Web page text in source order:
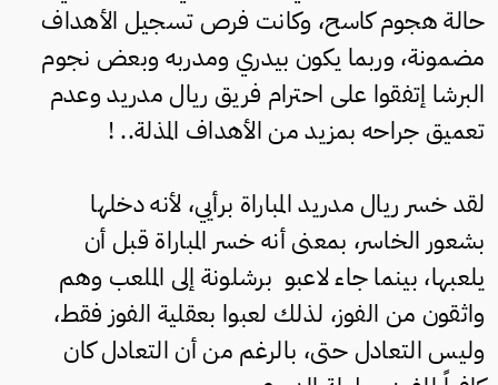
حالة هجوم كاسح، وكانت فرص تسجيل الأهداف
مضمونة، وربما يكون بيدري ومدربه وبعض نجوم
البرشا إتفقوا على احترام فريق ريال مدريد وعدم
تعميق جراحه بمزيد من الأهداف المذلة.. !
لقد خسر ريال مدريد المباراة برأيي، لأنه دخلها
بشعور الخاسر، بمعنى أنه خسر المباراة قبل أن
يلعبها، بينما جاء لاعبو برشلونة إلى الملعب وهم
واثقون من الفوز، لذلك لعبوا بعقلية الفوز فقط،
وليس التعادل حتى، بالرغم من أن التعادل كان